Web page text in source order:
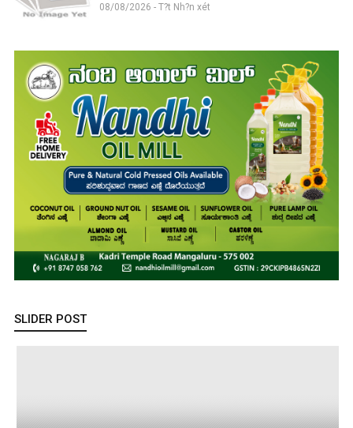
08/08/2026 - T?t Nh?n xét
SLIDER POST